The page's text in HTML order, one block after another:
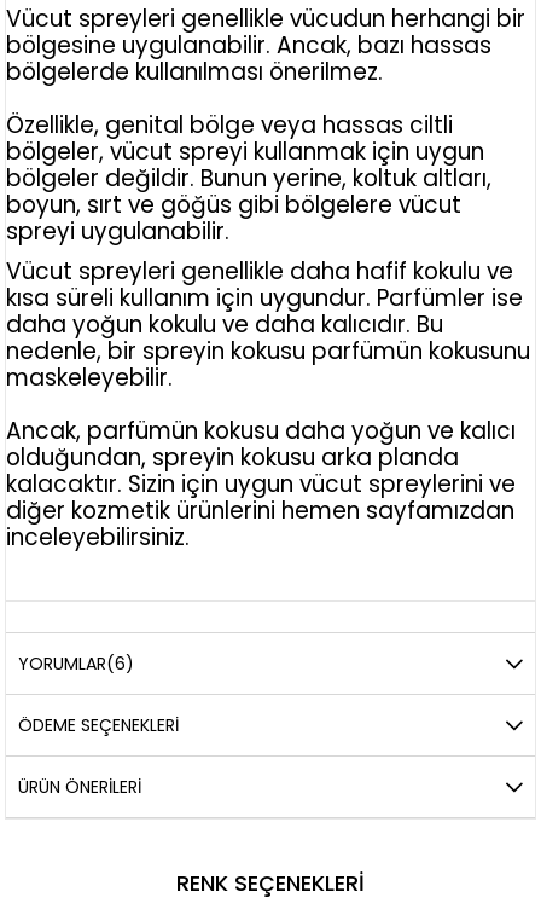
Vücut spreyleri genellikle vücudun herhangi bir
bölgesine uygulanabilir. Ancak, bazı hassas
bölgelerde kullanılması önerilmez.
Özellikle, genital bölge veya hassas ciltli
bölgeler, vücut spreyi kullanmak için uygun
bölgeler değildir. Bunun yerine, koltuk altları,
boyun, sırt ve göğüs gibi bölgelere vücut
spreyi uygulanabilir.
Vücut spreyleri genellikle daha hafif kokulu ve
kısa süreli kullanım için uygundur. Parfümler ise
daha yoğun kokulu ve daha kalıcıdır. Bu
nedenle, bir spreyin kokusu parfümün kokusunu
maskeleyebilir.
Ancak, parfümün kokusu daha yoğun ve kalıcı
olduğundan, spreyin kokusu arka planda
kalacaktır. Sizin için uygun vücut spreylerini ve
diğer kozmetik ürünlerini hemen sayfamızdan
inceleyebilirsiniz.
YORUMLAR(6)
ÖDEME SEÇENEKLERI
ÜRÜN ÖNERILERI
RENK SEÇENEKLERI